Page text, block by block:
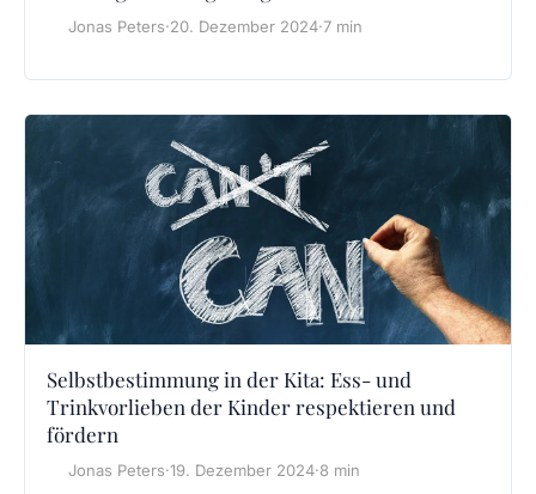
Jonas Peters·20. Dezember 2024·7 min
Selbstbestimmung in der Kita: Ess- und
Trinkvorlieben der Kinder respektieren und
fördern
Jonas Peters·19. Dezember 2024·8 min